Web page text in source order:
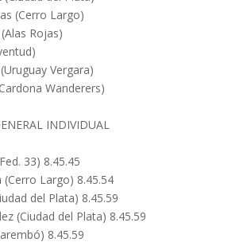
(Cerro Largo)
Rojas)
Vergara)
Wanderers)
INDIVIDUAL
33) 8.45.45
Largo) 8.45.54
del Plata) 8.45.59
(Ciudad del Plata) 8.45.59
8.45.59